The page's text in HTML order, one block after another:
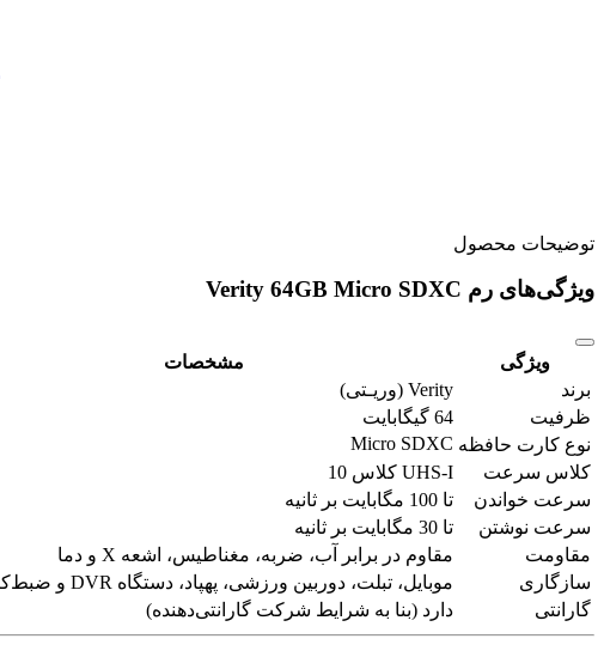
توضیحات محصول
ویژگی‌های رم Verity 64GB Micro SDXC
ویژگی
مشخصات
برند
Verity (وریـتی)
ظرفیت
64 گیگابایت
نوع کارت حافظه Micro SDXC
کلاس سرعت
UHS-I کلاس 10
سرعت خواندن
تا 100 مگابایت بر ثانیه
سرعت نوشتن
تا 30 مگابایت بر ثانیه
مقاومت
مقاوم در برابر آب، ضربه، مغناطیس، اشعه X و دما
سازگاری
موبایل، تبلت، دوربین ورزشی، پهپاد، دستگاه DVR و ضبط‌کننده‌ها
گارانتی
دارد (بنا به شرایط شرکت گارانتی‌دهنده)